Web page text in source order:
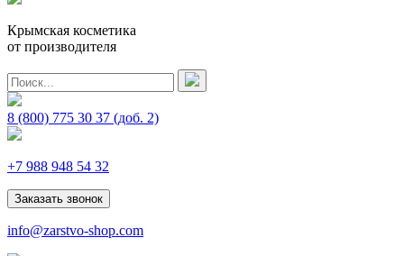
Крымская косметика
от производителя
8 (800) 775 30 37 (доб. 2)
+7 988 948 54 32
Заказать звонок
info@zarstvo-shop.com